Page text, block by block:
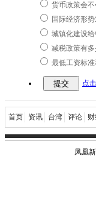
货币政策会
国际经济形
城镇化建设
减税政策有
最低工资标
点
首页 资讯 台湾 评论
凤凰